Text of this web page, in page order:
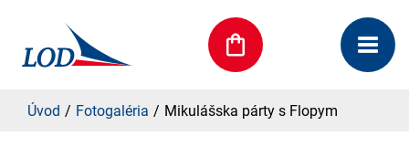
Úvod Fotogaléria Mikulášska párty s Flopym